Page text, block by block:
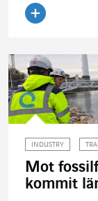
INDUSTRY
Mot
kommit